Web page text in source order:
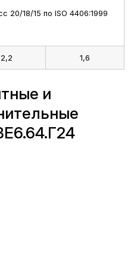
20/18/15 по ISO 4406:1999
2,2 1,6
и